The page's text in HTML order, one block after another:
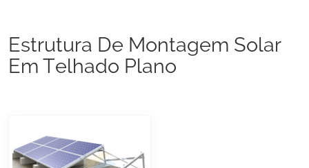
Estrutura De Montagem Solar
Em Telhado Plano